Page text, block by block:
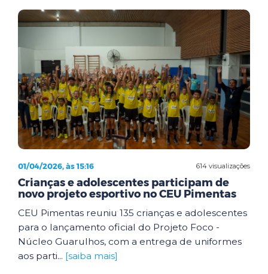
614 visualizações
01/04/2026, às 15:16
Crianças e adolescentes participam de
novo projeto esportivo no CEU Pimentas
CEU Pimentas reuniu 135 crianças e adolescentes
para o lançamento oficial do Projeto Foco -
Núcleo Guarulhos, com a entrega de uniformes
aos parti... [saiba mais]